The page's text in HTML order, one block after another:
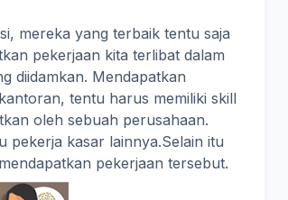
mereka yang terbaik tentu saja
pekerjaan kita terlibat dalam
diidamkan. Mendapatkan
tentu harus memiliki skill
oleh sebuah perusahaan.
pekerja kasar lainnya.Selain itu
pekerjaan tersebut.